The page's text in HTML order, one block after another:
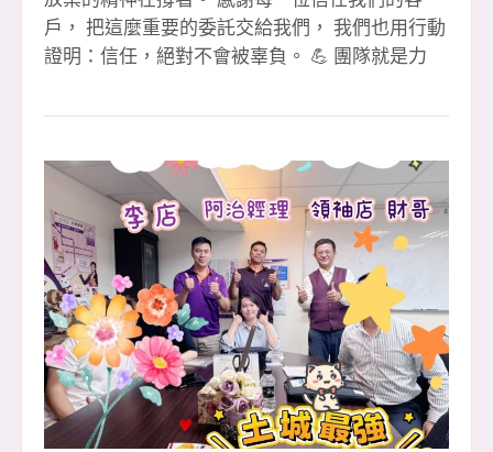
戶， 把這麼重要的委託交給我們， 我們也用行動
證明：信任，絕對不會被辜負。 💪 團隊就是力
每一次成交，都是整個團隊一起補位、一起扛、
簽 👉 文治經理 🎉（本月第 3 簽） 👉 李店 🎉
（本月第 3 簽） 2️⃣ 簽 👉 淑惠 🎉 👉 晶伊 🎉 3️⃣
簽聯賣 👉 婉婷 &amp; 萍萍 🎉（重劃店） 👉 小
紅經理 🎉（本月第 2 簽） 🙏 特別感謝 ✔ 聯賣團
隊大家重劃店 黃店 共創佳績 ✔ 忠信協理、小潘
協理專業協助 ✔ 教部 文治經理 全力支援 ✔ 迦南
許代書 協辦完成流程 ✔ 每一位默默付出的安信夥
伴 🏆 112 年大家房屋全國雙料總冠軍 🏢 土城最
強住商大家八店百人聯賣團隊 ✨ 如果你也想 ✔ 改
變收入結